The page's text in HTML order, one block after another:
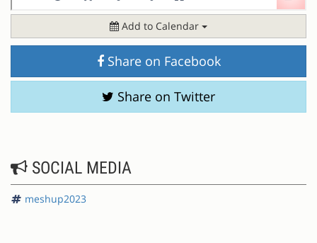
Add to Calendar
Share on Facebook
Share on Twitter
SOCIAL MEDIA
meshup2023